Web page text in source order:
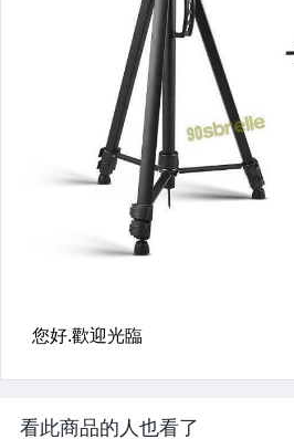
看此商品的人也看了